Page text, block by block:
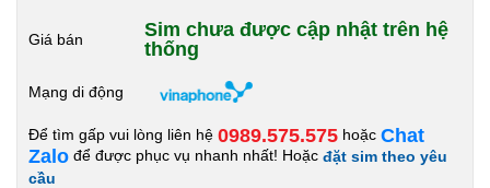
Giá bán
Sim chưa được cập nhật trên hệ
thống
Mạng di động
Để tìm gấp vui lòng liên hệ 0989.575.575 hoặc Chat
Zalo để được phục vụ nhanh nhất! Hoặc đặt sim theo yêu
cầu